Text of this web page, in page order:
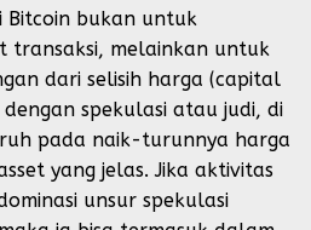
Bitcoin bukan untuk
transaksi, melainkan untuk
dari selisih harga (capital
spekulasi atau judi, di
pada naik-turunnya harga
yang jelas. Jika aktivitas
unsur spekulasi